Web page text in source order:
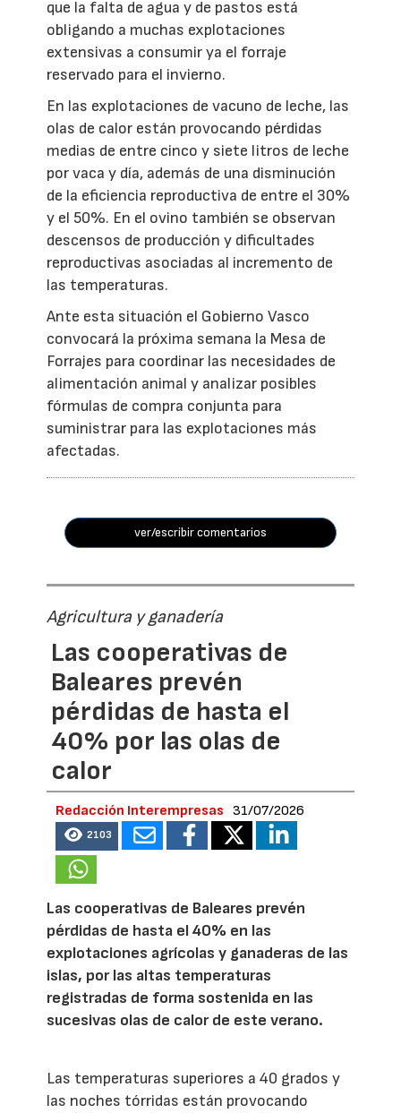
que la falta de agua y de pastos está
obligando a muchas explotaciones
extensivas a consumir ya el forraje
reservado para el invierno.
En las explotaciones de vacuno de leche, las
olas de calor están provocando pérdidas
medias de entre cinco y siete litros de leche
por vaca y día, además de una disminución
de la eficiencia reproductiva de entre el 30%
y el 50%. En el ovino también se observan
descensos de producción y dificultades
reproductivas asociadas al incremento de
las temperaturas.
Ante esta situación el Gobierno Vasco
convocará la próxima semana la Mesa de
Forrajes para coordinar las necesidades de
alimentación animal y analizar posibles
fórmulas de compra conjunta para
suministrar para las explotaciones más
afectadas.
ver/escribir comentarios
Agricultura y ganadería
Las cooperativas de
Baleares prevén
pérdidas de hasta el
40% por las olas de
calor
Redacción Interempresas 31/07/2026
2103
Las cooperativas de Baleares prevén
pérdidas de hasta el 40% en las
explotaciones agrícolas y ganaderas de las
islas, por las altas temperaturas
registradas de forma sostenida en las
sucesivas olas de calor de este verano.
Las temperaturas superiores a 40 grados y
las noches tórridas están provocando